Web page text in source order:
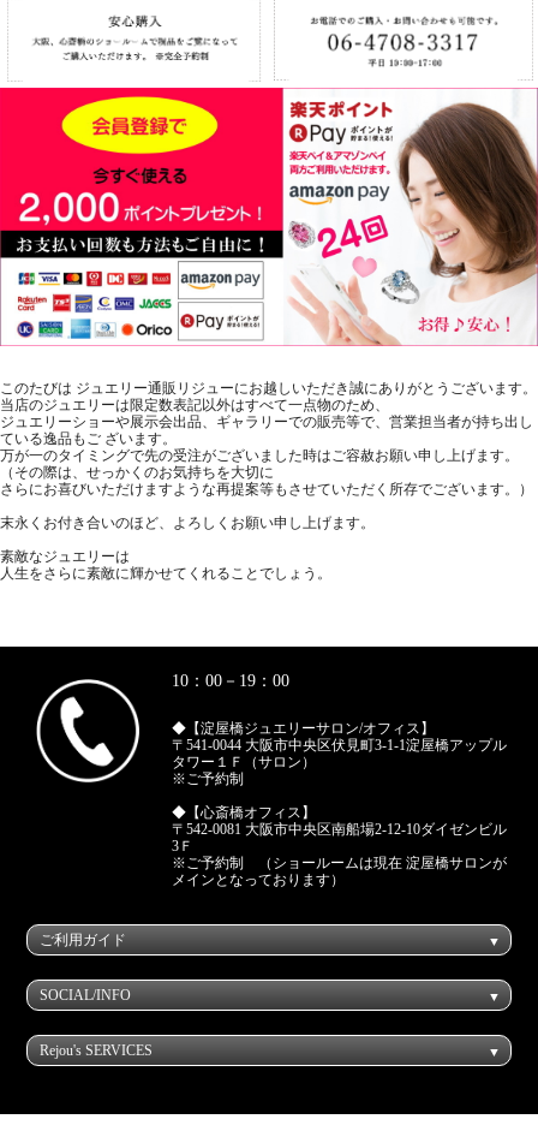
このたびは ジュエリー通販リジューにお越しいただき誠にありがとうございます。
当店のジュエリーは限定数表記以外はすべて一点物のため、
ジュエリーショーや展示会出品、ギャラリーでの販売等で、営業担当者が持ち出し
ている逸品もご ざいます。
万が一のタイミングで先の受注がございました時はご容赦お願い申し上げます。
（その際は、せっかくのお気持ちを大切に
さらにお喜びいただけますような再提案等もさせていただく所存でございます。）
末永くお付き合いのほど、よろしくお願い申し上げます。
素敵なジュエリーは
人生をさらに素敵に輝かせてくれることでしょう。
10：00－19：00
◆【淀屋橋ジュエリーサロン/オフィス】
〒541-0044 大阪市中央区伏見町3-1-1淀屋橋アップル
タワー１Ｆ（サロン）
※ご予約制
◆【心斎橋オフィス】
〒542-0081 大阪市中央区南船場2-12-10ダイゼンビル
3Ｆ
※ご予約制 （ショールームは現在 淀屋橋サロンが
メインとなっております）
ご利用ガイド
SOCIAL/INFO
Rejou's SERVICES